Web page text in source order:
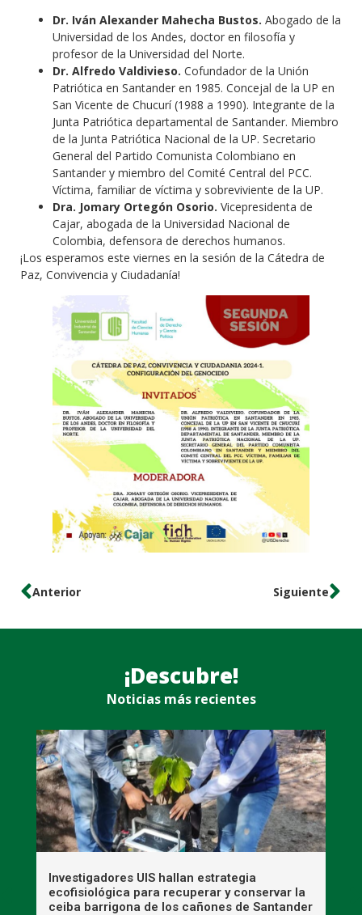
Dr. Iván Alexander Mahecha Bustos. Abogado de la
Universidad de los Andes, doctor en filosofía y
profesor de la Universidad del Norte.
Dr. Alfredo Valdivieso. Cofundador de la Unión
Patriótica en Santander en 1985. Concejal de la UP en
San Vicente de Chucurí (1988 a 1990). Integrante de la
Junta Patriótica departamental de Santander. Miembro
de la Junta Patriótica Nacional de la UP. Secretario
General del Partido Comunista Colombiano en
Santander y miembro del Comité Central del PCC.
Víctima, familiar de víctima y sobreviviente de la UP.
Dra. Jomary Ortegón Osorio. Vicepresidenta de
Cajar, abogada de la Universidad Nacional de
Colombia, defensora de derechos humanos.
¡Los esperamos este viernes en la sesión de la Cátedra de
Paz, Convivencia y Ciudadanía!
Anterior Siguiente
¡Descubre!
Noticias más recientes
Investigadores UIS hallan estrategia
ecofisiológica para recuperar y conservar la
ceiba barrigona de los cañones de Santander